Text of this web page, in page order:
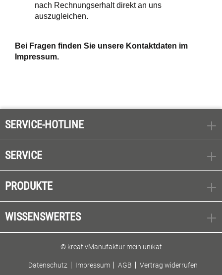
nach Rechnungserhalt direkt an uns
auszugleichen.
Bei Fragen finden Sie unsere Kontaktdaten im
Impressum.
SERVICE-HOTLINE
SERVICE
PRODUKTE
WISSENSWERTES
© kreativManufaktur mein unikat
Datenschutz Impressum AGB Vertrag widerrufen